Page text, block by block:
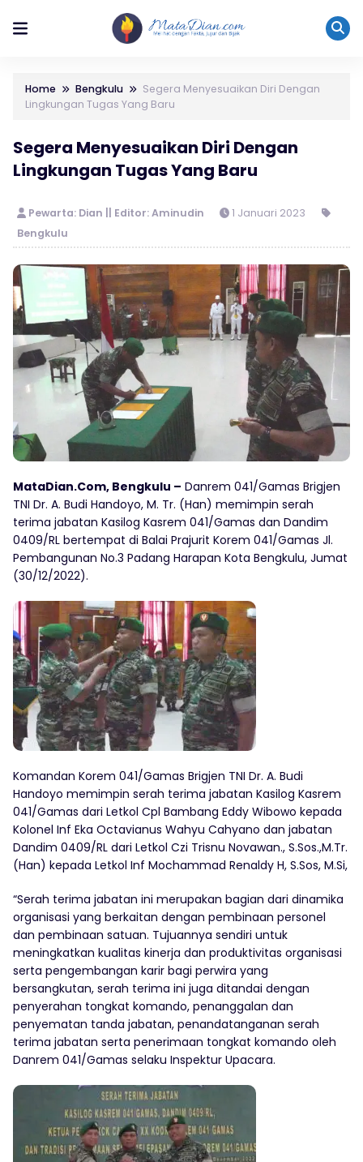
Home Bengkulu
Segera Menyesuaikan Diri Dengan
Lingkungan Tugas Yang Baru
Segera Menyesuaikan Diri Dengan
Lingkungan Tugas Yang Baru
Pewarta: Dian || Editor: Aminudin
1 Januari 2023
Bengkulu
MataDian.Com, Bengkulu – Danrem 041/Gamas Brigjen
TNI Dr. A. Budi Handoyo, M. Tr. (Han) memimpin serah
terima jabatan Kasilog Kasrem 041/Gamas dan Dandim
0409/RL bertempat di Balai Prajurit Korem 041/Gamas Jl.
Pembangunan No.3 Padang Harapan Kota Bengkulu, Jumat
(30/12/2022).
Komandan Korem 041/Gamas Brigjen TNI Dr. A. Budi
Handoyo memimpin serah terima jabatan Kasilog Kasrem
041/Gamas dari Letkol Cpl Bambang Eddy Wibowo kepada
Kolonel Inf Eka Octavianus Wahyu Cahyano dan jabatan
Dandim 0409/RL dari Letkol Czi Trisnu Novawan., S.Sos.,M.Tr.
(Han) kepada Letkol Inf Mochammad Renaldy H, S.Sos, M.Si,
“Serah terima jabatan ini merupakan bagian dari dinamika
organisasi yang berkaitan dengan pembinaan personel
dan pembinaan satuan. Tujuannya sendiri untuk
meningkatkan kualitas kinerja dan produktivitas organisasi
serta pengembangan karir bagi perwira yang
bersangkutan, serah terima ini juga ditandai dengan
penyerahan tongkat komando, penanggalan dan
penyematan tanda jabatan, penandatanganan serah
terima jabatan serta penerimaan tongkat komando oleh
Danrem 041/Gamas selaku Inspektur Upacara.